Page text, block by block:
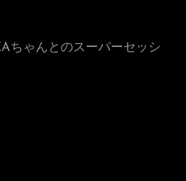
ちゃんとのスーパーセッシ